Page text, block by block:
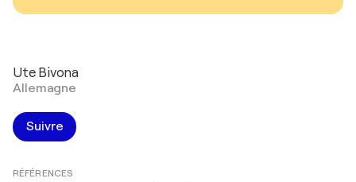
Ute Bivona
Allemagne
Suivre
RÉFÉRENCES